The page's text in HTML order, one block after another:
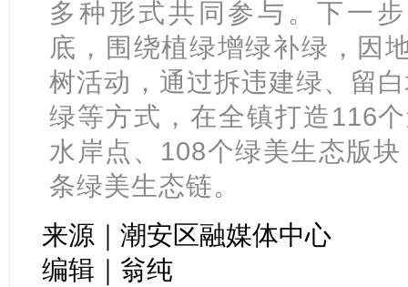
多种形式共同参与。下一
底，围绕植绿增绿补绿，因
树活动，通过拆违建绿、留
绿等方式，在全镇打造116
水岸点、108个绿美生态版
条绿美生态链。
来源｜潮安区融媒体中心
编辑｜翁纯